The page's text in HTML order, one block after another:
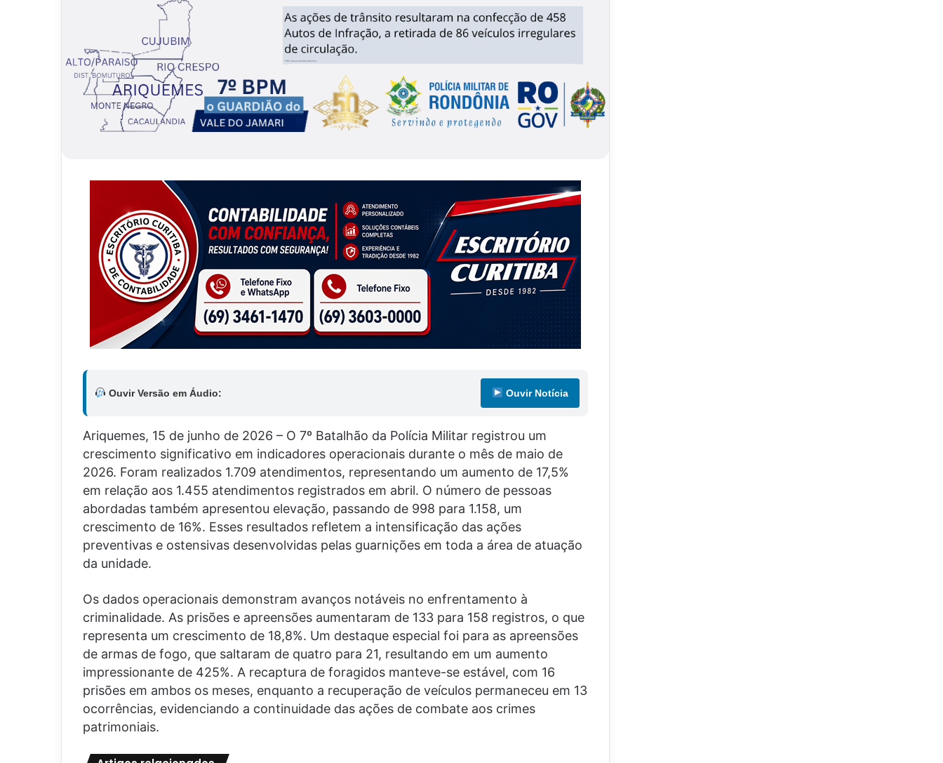
Ouvir Versão em Áudio: Ouvir Notícia
Ariquemes, 15 de junho de 2026 – O 7º Batalhão da Polícia Militar registrou um
crescimento significativo em indicadores operacionais durante o mês de maio de
2026. Foram realizados 1.709 atendimentos, representando um aumento de 17,5%
em relação aos 1.455 atendimentos registrados em abril. O número de pessoas
abordadas também apresentou elevação, passando de 998 para 1.158, um
crescimento de 16%. Esses resultados refletem a intensificação das ações
preventivas e ostensivas desenvolvidas pelas guarnições em toda a área de atuação
da unidade.
Os dados operacionais demonstram avanços notáveis no enfrentamento à
criminalidade. As prisões e apreensões aumentaram de 133 para 158 registros, o que
representa um crescimento de 18,8%. Um destaque especial foi para as apreensões
de armas de fogo, que saltaram de quatro para 21, resultando em um aumento
impressionante de 425%. A recaptura de foragidos manteve-se estável, com 16
prisões em ambos os meses, enquanto a recuperação de veículos permaneceu em 13
ocorrências, evidenciando a continuidade das ações de combate aos crimes
patrimoniais.